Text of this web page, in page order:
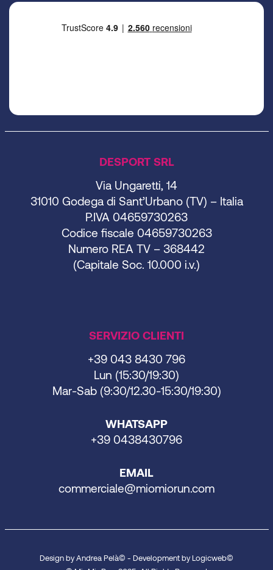
DESPORT SRL
Via Ungaretti, 14
31010 Godega di Sant’Urbano (TV) – Italia
P.IVA 04659730263
Codice fiscale 04659730263
Numero REA TV – 368442
(Capitale Soc. 10.000 i.v.)
SERVIZIO CLIENTI
+39 043 8430 796
Lun (15:30/19:30)
Mar-Sab (9:30/12.30-15:30/19:30)
WHATSAPP
+39 0438430796
EMAIL
commerciale@miomiorun.com
Design by Andrea Pelà© - Development byLogicweb©